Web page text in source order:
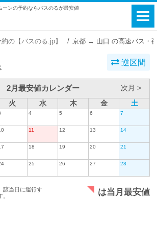
ーンの予約ならバスのるが最安値
の【バスのる.jp】 京都 → 山口 の高速バス・
逆区間
2月最安値カレンダー
次月 >
火 水 木 金 土
4 5 6 7
11 12 13 14
18 19 20 21
25 26 27 28
該当日に運行す
は当月最安値